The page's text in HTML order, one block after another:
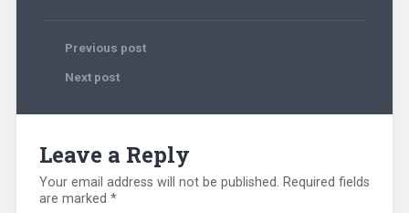
Previous post
Next post
Leave a Reply
Your email address will not be published. Required fields
are marked *